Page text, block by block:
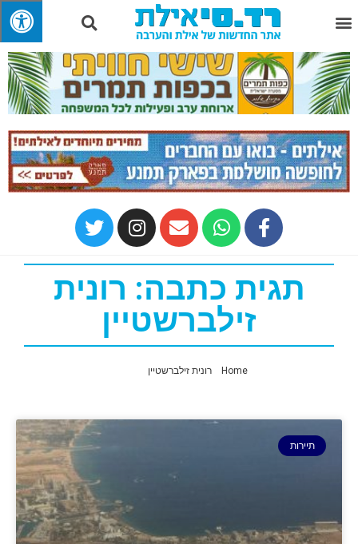
תגית כתבה: רונית
זילברשטיין
Home רונית זילברשטיין
תיירות